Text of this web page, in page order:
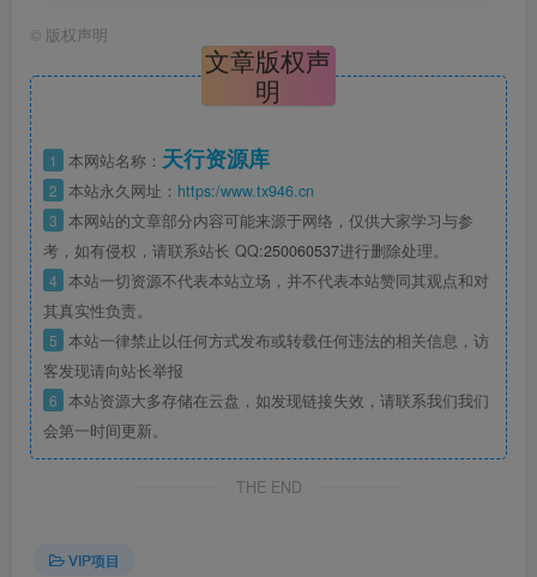
© 版权声明
文章版权声
明
1 本网站名称： 天行资源库
2 本站永久网址： https:/www.tx946.cn
3 本网站的文章部分内容可能来源于网络，仅供大家学习与参
考，如有侵权，请联系站长 QQ:250060537进行删除处理。
4 本站一切资源不代表本站立场，并不代表本站赞同其观点和对
其真实性负责。
5 本站一律禁止以任何方式发布或转载任何违法的相关信息，访
客发现请向站长举报
6 本站资源大多存储在云盘，如发现链接失效，请联系我们我们
会第一时间更新。
THE END
VIP项目